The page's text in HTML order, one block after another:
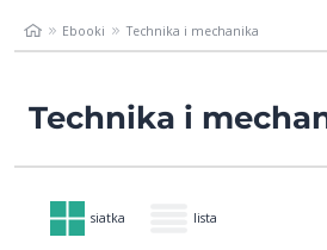
Ebooki Technika i mechanika
Technika i
siatka lista